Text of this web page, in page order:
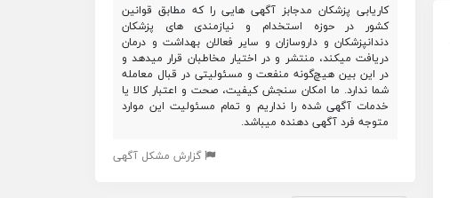
کاریابی پزشکان مدجابز آگهی هایی را که مطابق قوانین
کشور در حوزه استخدام و نیازمندی های پزشکان
دندانپزشکان و داروسازان و سایر فعالان بهداشت و درمان
دریافت میکند، منتشر و در اختیار مخاطبان قرار میدهد و
در این بین هیچ‌گونه منفعت و مسئولیتی در قبال معامله
شما ندارد. ما امکان سنجش کیفیت، صحت و اعتبار کالا یا
خدمات آگهی شده را نداریم و تمام مسئولیت این موارد
متوجه فرد آگهی دهنده میباشد.
گزارش مشکل آگهی